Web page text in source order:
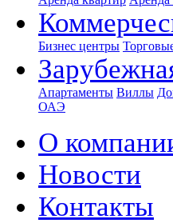
Бизнес центры
Апартаменты Виллы
ОАЭ
О
Новости
Контакты